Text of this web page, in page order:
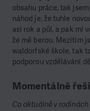
obsahu práce, tak
náhod je, že tuhle
asi rok a půl, a pak mi
že mě berou. Mezitím
waldorfské škole, tak
podporou vzdělávání
Momentálně
Co aktuálně v rodinách